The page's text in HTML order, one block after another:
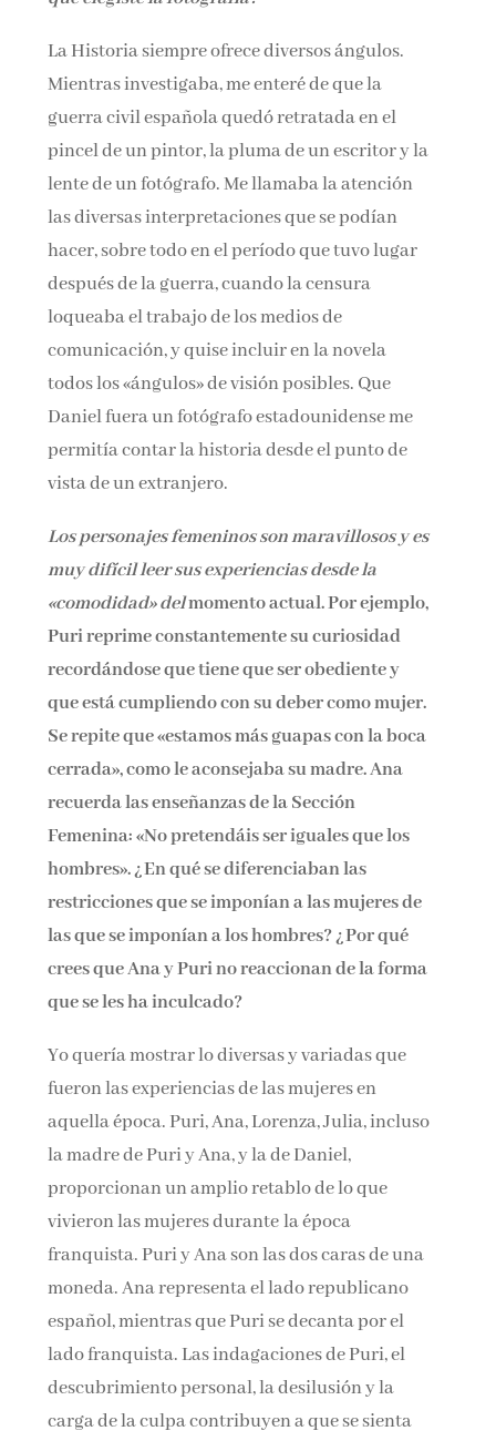
La Historia siempre ofrece diversos ángulos.
Mientras investigaba, me enteré de que la
guerra civil española quedó retratada en el
pincel de un pintor, la pluma de un escritor y la
lente de un fotógrafo. Me llamaba la atención
las diversas interpretaciones que se podían
hacer, sobre todo en el período que tuvo lugar
después de la guerra, cuando la censura
loqueaba el trabajo de los medios de
comunicación, y quise incluir en la novela
todos los «ángulos» de visión posibles. Que
Daniel fuera un fotógrafo estadounidense me
permitía contar la historia desde el punto de
vista de un extranjero.
Los personajes femeninos son maravillosos y es
muy difícil leer sus experiencias desde la
«comodidad» delmomento actual. Por ejemplo,
Puri reprime constantemente su curiosidad
recordándose que tiene que ser obediente y
que está cumpliendo con su deber como mujer.
Se repite que «estamos más guapas con la boca
cerrada», como le aconsejaba su madre. Ana
recuerda las enseñanzas de la Sección
Femenina: «No pretendáis ser iguales que los
hombres». ¿En qué se diferenciaban las
restricciones que se imponían a las mujeres de
las que se imponían a los hombres? ¿Por qué
crees que Ana y Puri no reaccionan de la forma
que se les ha inculcado?
Yo quería mostrar lo diversas y variadas que
fueron las experiencias de las mujeres en
aquella época. Puri, Ana, Lorenza, Julia, incluso
la madre de Puri y Ana, y la de Daniel,
proporcionan un amplio retablo de lo que
vivieron las mujeres durante la época
franquista. Puri y Ana son las dos caras de una
moneda. Ana representa el lado republicano
español, mientras que Puri se decanta por el
lado franquista. Las indagaciones de Puri, el
descubrimiento personal, la desilusión y la
carga de la culpa contribuyen a que se sienta